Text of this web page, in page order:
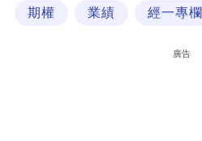
技
期權 業績 經一專欄
廣告